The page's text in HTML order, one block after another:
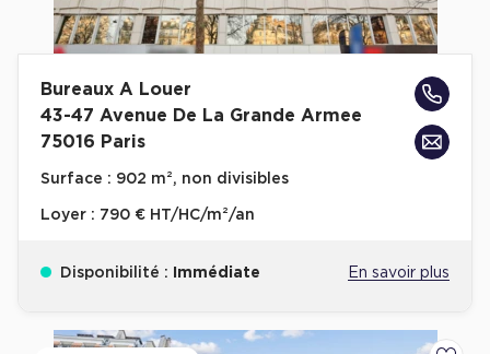
Bureaux A Louer
43-47 Avenue De La Grande Armee
75016 Paris
Surface : 902 m², non divisibles
Loyer : 790 € HT/HC/m²/an
Disponibilité : Immédiate En savoir plus